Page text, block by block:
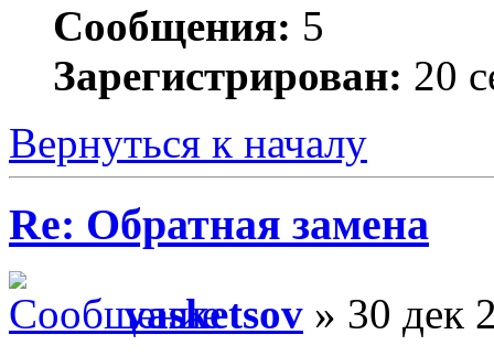
Сообщения: 5
Зарегистрирован: 20
Вернуться к началу
Re: Обратная замена
vasketsov » 30 дек